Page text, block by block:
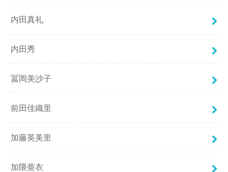
内田真礼
内田秀
冨岡美沙子
前田佳織里
加藤英美里
加隈亜衣